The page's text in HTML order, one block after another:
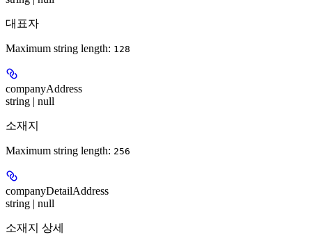
대표자
Maximum string length: 128
companyAddress
string | null
소재지
Maximum string length: 256
companyDetailAddress
string | null
소재지 상세